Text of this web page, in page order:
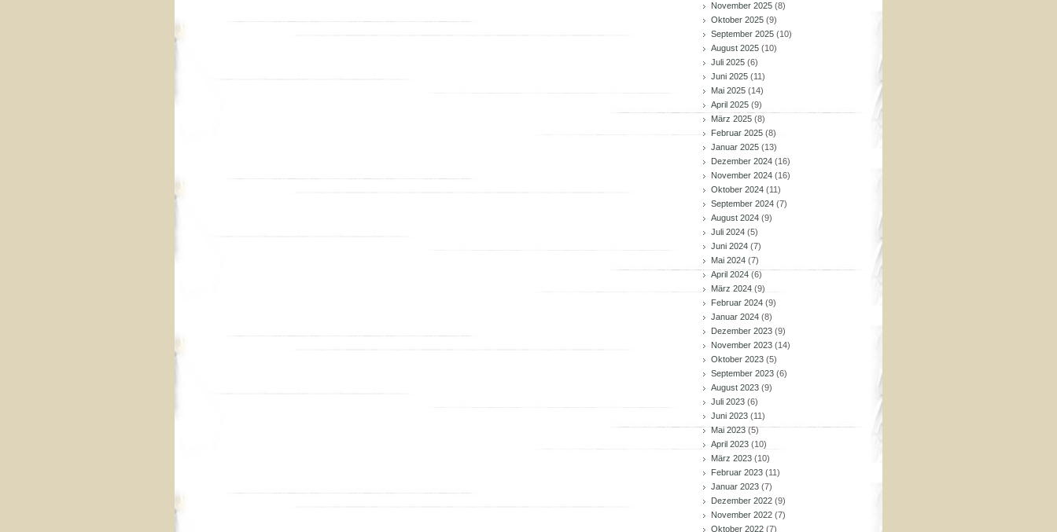
November 2025 (8)
Oktober 2025 (9)
September 2025 (10)
August 2025 (10)
Juli 2025 (6)
Juni 2025 (11)
Mai 2025 (14)
April 2025 (9)
März 2025 (8)
Februar 2025 (8)
Januar 2025 (13)
Dezember 2024 (16)
November 2024 (16)
Oktober 2024 (11)
September 2024 (7)
August 2024 (9)
Juli 2024 (5)
Juni 2024 (7)
Mai 2024 (7)
April 2024 (6)
März 2024 (9)
Februar 2024 (9)
Januar 2024 (8)
Dezember 2023 (9)
November 2023 (14)
Oktober 2023 (5)
September 2023 (6)
August 2023 (9)
Juli 2023 (6)
Juni 2023 (11)
Mai 2023(5)
April 2023 (10)
März 2023 (10)
Februar 2023 (11)
Januar 2023 (7)
Dezember 2022 (9)
November 2022 (7)
Oktober 2022 (7)